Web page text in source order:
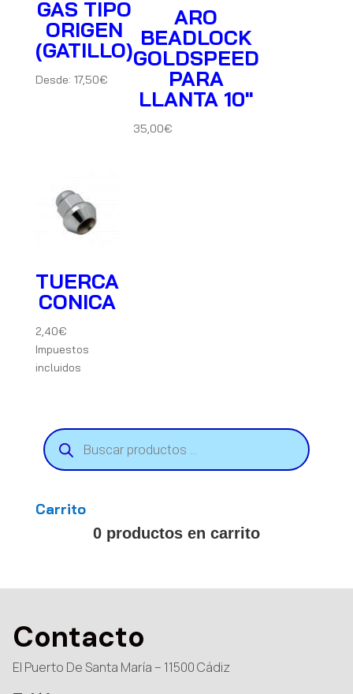
GAS TIPO
ORIGEN
(GATILLO)
Desde: 17,50€
ARO
BEADLOCK
GOLDSPEED
PARA
LLANTA 10″
35,00€
TUERCA
CONICA
2,40€
Impuestos
incluidos
Búsqueda
de
productos
Carrito
0 productos en carrito
Contacto
El Puerto De Santa María – 11500 Cádiz